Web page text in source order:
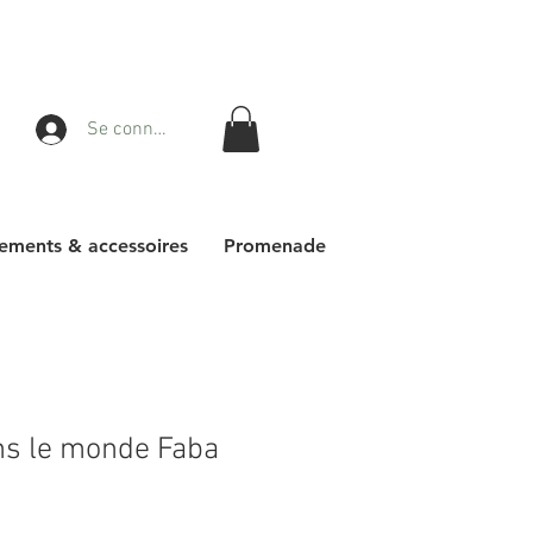
Se connecter
& accessoires Promenade
le monde Faba